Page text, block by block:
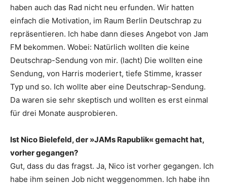
haben auch das Rad nicht neu erfunden. Wir hatten
einfach die Motivation, im Raum Berlin Deutschrap zu
repräsentieren. Ich habe dann dieses Angebot von Jam
FM bekommen. Wobei: Natürlich wollten die keine
Deutschrap-Sendung von mir. (lacht) Die wollten eine
Sendung, von Harris moderiert, tiefe Stimme, krasser
Typ und so. Ich wollte aber eine Deutschrap-Sendung.
Da waren sie sehr skeptisch und wollten es erst einmal
für drei Monate ausprobieren.
Ist Nico Bielefeld, der »JAMs Rapublik« gemacht hat,
vorher gegangen?
Gut, dass du das fragst. Ja, Nico ist vorher gegangen. Ich
habe ihm seinen Job nicht weggenommen. Ich habe ihn